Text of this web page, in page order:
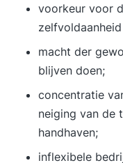
voorkeur voor
macht der
blijven doen;
concentratie
neiging van de
handhaven;
inflexibele